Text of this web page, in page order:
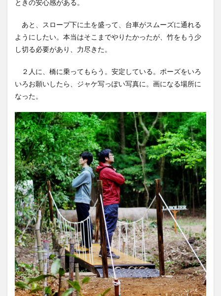
ときの安心感がある。
あと、スロープ下に土を盛って、台車がスムーズに通れる
ようにしたい。本当はそこまでやりたかったが、竹をもう少
し切る必要があり、力尽きた。
２人に、橋に乗ってもらう。安定している。ポーズをいろ
いろお願いしたら、ジャケ写っぽい写真に。画になる場所に
なった。